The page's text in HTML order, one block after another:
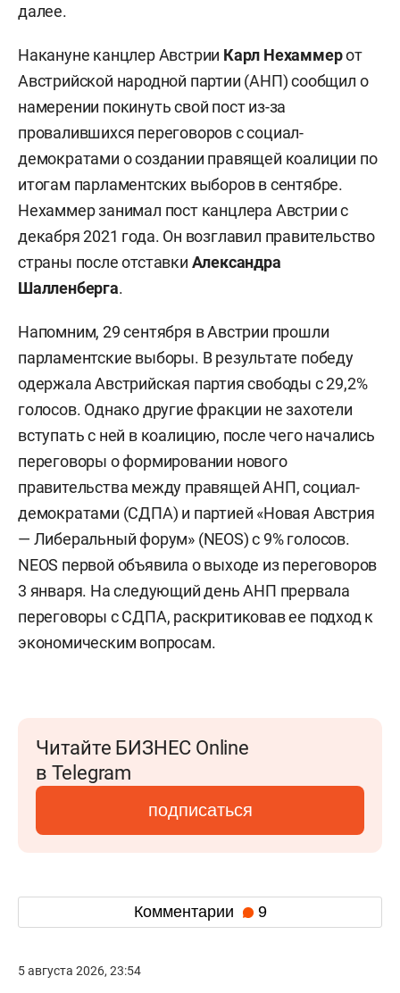
далее.
Накануне канцлер Австрии Карл Нехаммерот
Австрийской народной партии (АНП) сообщил о
намерении покинуть свой пост из-за
провалившихся переговоров с социал-
демократами о создании правящей коалиции по
итогам парламентских выборов в сентябре.
Нехаммер занимал пост канцлера Австрии с
декабря 2021 года. Он возглавил правительство
страны после отставки Александра
Шалленберга.
Напомним, 29 сентября в Австрии прошли
парламентские выборы. В результате победу
одержала Австрийская партия свободы с 29,2%
голосов. Однако другие фракции не захотели
вступать с ней в коалицию, после чего начались
переговоры о формировании нового
правительства между правящей АНП, социал-
демократами (СДПА) и партией «Новая Австрия
— Либеральный форум» (NEOS) с 9% голосов.
NEOS первой объявила о выходе из переговоров
3 января. На следующий день АНП прервала
переговоры с СДПА, раскритиковав ее подход к
экономическим вопросам.
Читайте БИЗНЕС Online
в Telegram
подписаться
Комментарии 9
5 августа 2026, 23:54